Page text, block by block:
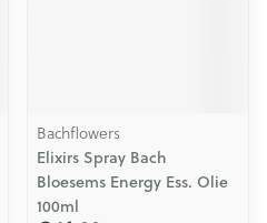
Bachflowers
Elixirs Spray Bach
Bloesems Energy Ess. Olie
100ml